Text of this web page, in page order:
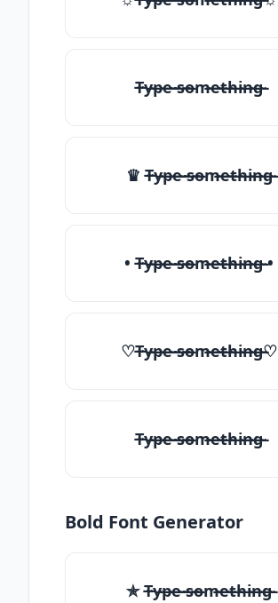
T̶̴y̶̴p̶̴e̶̴ ̶̴s̶̴o̶̴m̶̴e̶̴t̶̴h̶̴i̶̴n̶̴g̶̴
♛ T̶̴y̶̴p̶̴e̶̴ ̶̴s̶̴o̶̴m̶̴e̶̴t̶̴h̶̴i̶̴n̶̴g̶̴
• T̶̴y̶̴p̶̴e̶̴ ̶̴s̶̴o̶̴m̶̴e̶̴t̶̴h̶̴i̶̴n̶̴g̶̴ •
♡T̶̴y̶̴p̶̴e̶̴ ̶̴s̶̴o̶̴m̶̴e̶̴t̶̴h̶̴i̶̴n̶̴g̶̴♡
T̶̴y̶̴p̶̴e̶̴ ̶̴s̶̴o̶̴m̶̴e̶̴t̶̴h̶̴i̶̴n̶̴g̶̴
Bold Font Generator
✯ T̶̴y̶̴p̶̴e̶̴ ̶̴s̶̴o̶̴m̶̴e̶̴t̶̴h̶̴i̶̴n̶̴g̶̴